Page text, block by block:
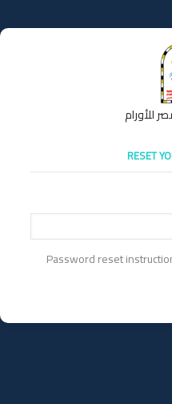
للأورام
RESET
Password reset